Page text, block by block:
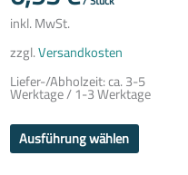
inkl. MwSt.
zzgl.Versandkosten
Liefer-/Abholzeit:ca. 3-5
Werktage / 1-3 Werktage
Ausführung wählen